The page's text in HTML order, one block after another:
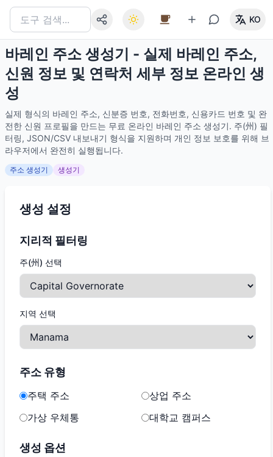
KO
바레인 주소 생성기 - 실제 바레인 주소,
신원 정보 및 연락처 세부 정보 온라인 생
성
실제 형식의 바레인 주소, 신분증 번호, 전화번호, 신용카드 번호 및 완
전한 신원 프로필을 만드는 무료 온라인 바레인 주소 생성기. 주(州) 필
터링, JSON/CSV 내보내기 형식을 지원하며 개인 정보 보호를 위해 브
라우저에서 완전히 실행됩니다.
주소 생성기 생성기
생성 설정
지리적 필터링
주(州) 선택
지역 선택
주소 유형
주택 주소
상업 주소
가상 우체통
대학교 캠퍼스
생성 옵션